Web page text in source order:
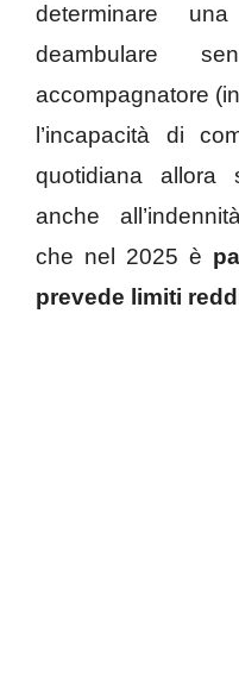
determinare
deambulare
accompagnatore
l’incapacità di
quotidiana allora
anche
che nel 2025 è
prevede limiti